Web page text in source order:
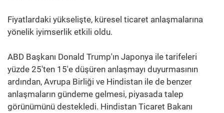
Fiyatlardaki yükselişte, küresel ticaret anlaşmalarına
yönelik iyimserlik etkili oldu.
ABD Başkanı Donald Trump'ın Japonya ile tarifeleri
yüzde 25'ten 15'e düşüren anlaşmayı duyurmasının
ardından, Avrupa Birliği ve Hindistan ile de benzer
anlaşmaların gündeme gelmesi, piyasada talep
görünümünü destekledi. Hindistan Ticaret Bakanı